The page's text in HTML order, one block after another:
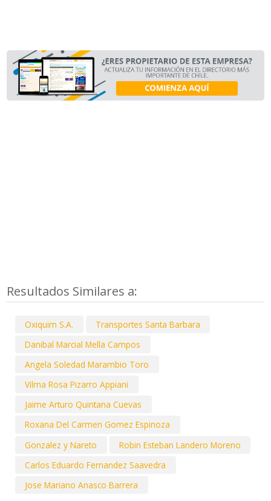
Resultados Similares a:
Oxiquim S.A.
Transportes Santa Barbara
Danibal Marcial Mella Campos
Angela Soledad Marambio Toro
Vilma Rosa Pizarro Appiani
Jaime Arturo Quintana Cuevas
Roxana Del Carmen Gomez Espinoza
Gonzalez y Nareto
Robin Esteban Landero Moreno
Carlos Eduardo Fernandez Saavedra
Jose Mariano Anasco Barrera